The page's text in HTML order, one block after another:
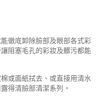
徹底卸除臉部及眼部各式彩
阻塞毛孔的彩妝及髒污都能
或面紙拭去、或直接用清水
得清臉部清潔系列。